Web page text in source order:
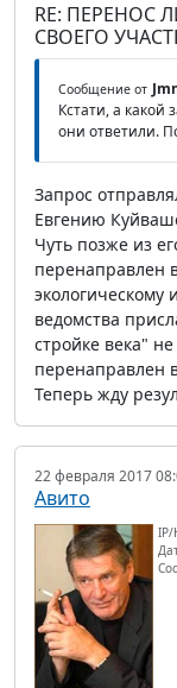
RE: ПЕРЕНОС
СВОЕГО
Сообщение от
Кстати, а какой
они ответили.
Запрос
Евгению
Чуть позже из
перенаправлен
экологическому
ведомства
стройке века"
перенаправлен
Теперь жду
22 февраля 2017
Авито
IP/